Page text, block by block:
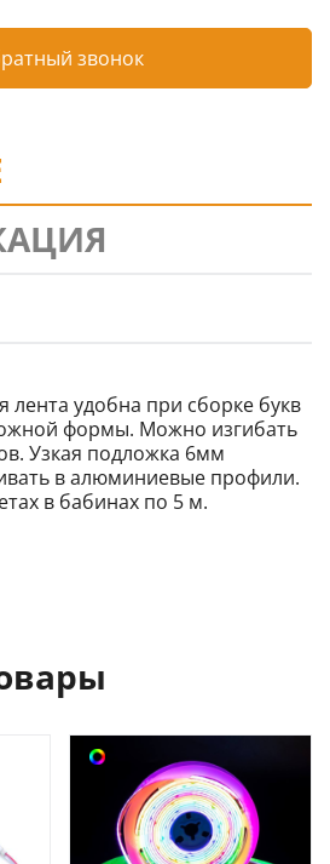
звонок
лента удобна при сборке букв
формы. Можно изгибать
Узкая подложка 6мм
в алюминиевые профили.
в бабинах по 5 м.